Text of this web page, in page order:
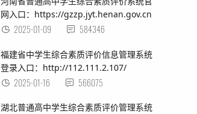
网入口：https://gzzp.jyt.henan.gov.cn
2025-01-09 584346
福建省中学生综合素质评价信息管理系统
登录入口：http://112.111.2.107/
2025-01-16 566075
湖北普通高中学生综合素质评价管理系统